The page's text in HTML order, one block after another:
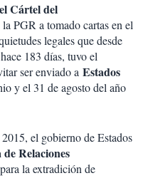
Cártel del
la PGR a tomado cartas en el
legales que desde
183 días, tuvo el
ser enviado a Estados
y el 31 de agosto del año
el gobierno de Estados
Relaciones
la extradición de